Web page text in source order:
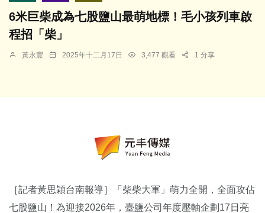
6米巨柴成為七股鹽山最萌地標！毛小孩列車啟
程招「柴」
黃永豐 2025年十二月17日 3,477 觀看 1 分享
［記者黃思穎台南報導］「柴柴大軍」萌力全開，全面攻佔
七股鹽山！為迎接2026年，臺鹽公司年度壓軸企劃17日亮